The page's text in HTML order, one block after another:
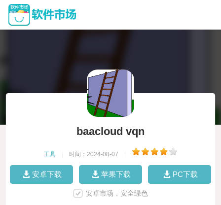
baacloud vqn
工具 时间：2024-08-07
安卓下载 苹果下载 PC下载
安卓市场，安全绿色